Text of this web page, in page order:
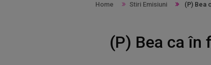
Home Stiri Emisiuni (P) Bea
(P) Bea ca